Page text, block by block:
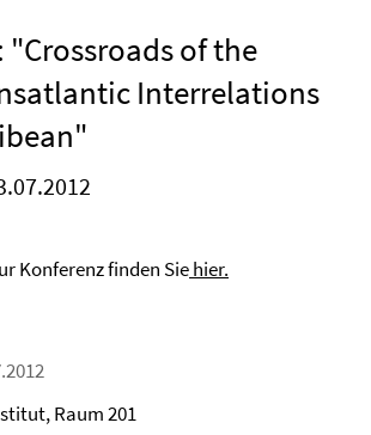
"Crossroads of the
Interrelations
Konferenz finden Siehier.
Raum 201